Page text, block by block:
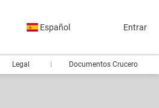
Español Entrar
Legal Documentos Crucero